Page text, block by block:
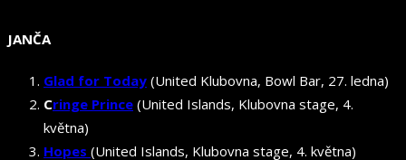
JANČA
Glad for Today (United Klubovna, Bowl Bar, 27. ledna)
Cringe Prince (United Islands, Klubovna stage, 4.
května)
Hopes (United Islands, Klubovna stage, 4. května)